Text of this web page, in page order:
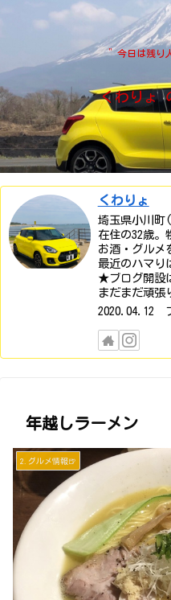
”今日は残り
くわりょ
くわりょ
埼玉県小川町
在住の32歳。
お酒・グルメ
最近のハマり
★ブログ開設
まだまだ頑張
2020.04.12
年越しラーメン
2.グルメ情報🍺